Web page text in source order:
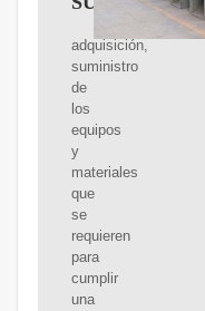
adquisición,
suministro
de
los
equipos
y
materiales
que
se
requieren
para
cumplir
una